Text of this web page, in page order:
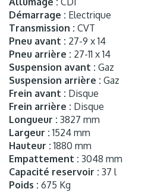
Démarrage : Electrique
Transmission : CVT
Pneu avant : 27-9 x 14
Pneu arrière : 27-11 x 14
Suspension avant : Gaz
Suspension arrière : Gaz
Frein avant : Disque
Frein arrière : Disque
Longueur : 3827 mm
Largeur : 1524 mm
Hauteur : 1880 mm
Empattement : 3048 mm
Capacité reservoir : 37 l
Poids : 675 Kg